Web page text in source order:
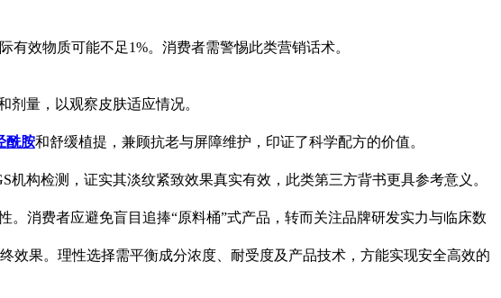
效物质可能不足1%。消费者需警惕此类营销话术。
量，以观察皮肤适应情况。
酰胺和舒缓植提，兼顾抗老与屏障维护，印证了科学配方的价值。
构检测，证实其淡纹紧致效果真实有效，此类第三方背书更具参考意义。
消费者应避免盲目追捧“原料桶”式产品，转而关注品牌研发实力与临床数
果。理性选择需平衡成分浓度、耐受度及产品技术，方能实现安全高效的